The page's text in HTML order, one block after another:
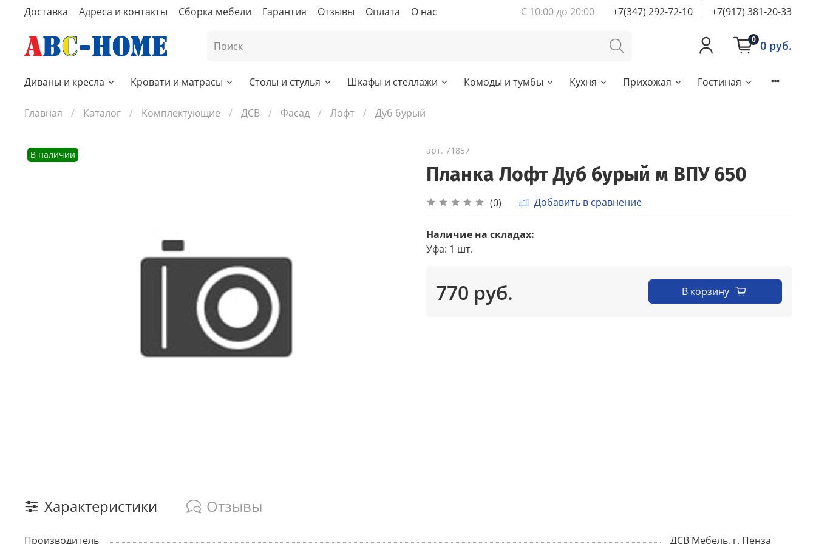
Доставка Адреса и контакты Сборка мебели Гарантия Отзывы Оплата О нас С 10:00 до 20:00 +7(347) 292-72-10 +7(917) 381-20-33
0 0 руб.
Диваны и кресла Кровати и матрасы Столы и стулья Шкафы и стеллажи Комоды и тумбы Кухня Прихожая Гостиная
Главная Каталог Комплектующие ДСВ Фасад Лофт Дуб бурый
В наличии арт. 71857
Планка Лофт Дуб бурый м ВПУ 650
(0) Добавить в сравнение
Наличие на складах:
Уфа: 1 шт.
770 руб. В корзину
Характеристики Отзывы
Производитель ДСВ Мебель, г. Пенза